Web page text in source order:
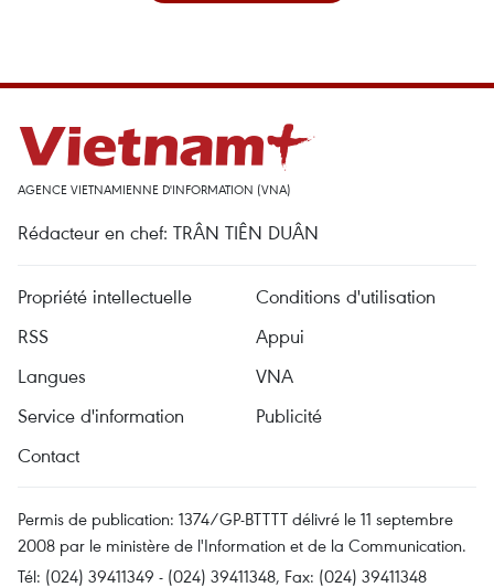
AGENCE VIETNAMIENNE D'INFORMATION (VNA)
Rédacteur en chef: TRÂN TIÊN DUÂN
Propriété intellectuelle
Conditions d'utilisation
RSS
Appui
Langues
VNA
Service d'information
Publicité
Contact
Permis de publication: 1374/GP-BTTTT délivré le 11 septembre
2008 par le ministère de l'Information et de la Communication.
Tél: (024) 39411349 - (024) 39411348, Fax: (024) 39411348